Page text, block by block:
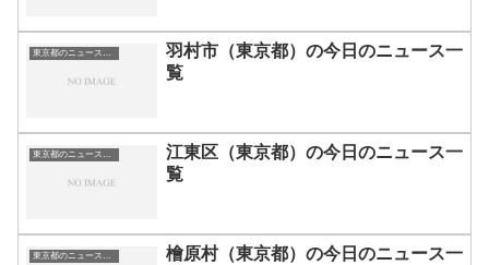
東京都のニュース一覧
羽村市（東京都）の今日のニュース一
覧
東京都のニュース一覧
江東区（東京都）の今日のニュース一
覧
東京都のニュース一覧
檜原村（東京都）の今日のニュース一